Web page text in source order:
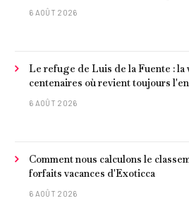
6 AOÛT 2026
Le refuge de Luis de la Fuente : la
centenaires où revient toujours
6 AOÛT 2026
Comment nous calculons le
forfaits vacances d'Exoticca
6 AOÛT 2026